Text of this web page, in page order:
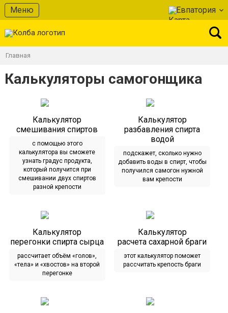
Меню Евпатория
Главная
Калькуляторы самогонщика
Калькулятор
смешивания спиртов
с помощью этого
калькулятора вы сможете
узнать градус продукта,
который получится при
смешивании двух спиртов
разной крепости
Калькулятор
разбавления спирта
водой
подскажет, сколько нужно
добавить воды в спирт, чтобы
получился самогон нужной
вам крепости
Калькулятор
перегонки спирта сырца
рассчитает объём «голов»,
«тела» и «хвостов» на второй
перегонке
Калькулятор
расчета сахарной браги
этот калькулятор поможет
рассчитать крепость браги